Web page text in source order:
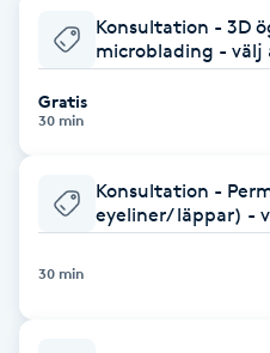
Brynfärgning
Bröllopsuppsättning
Coachning
Konsultation - 3D
microblading - välj
Gratis
30 min
Konsultation -
eyeliner/ läppar) -
30 min